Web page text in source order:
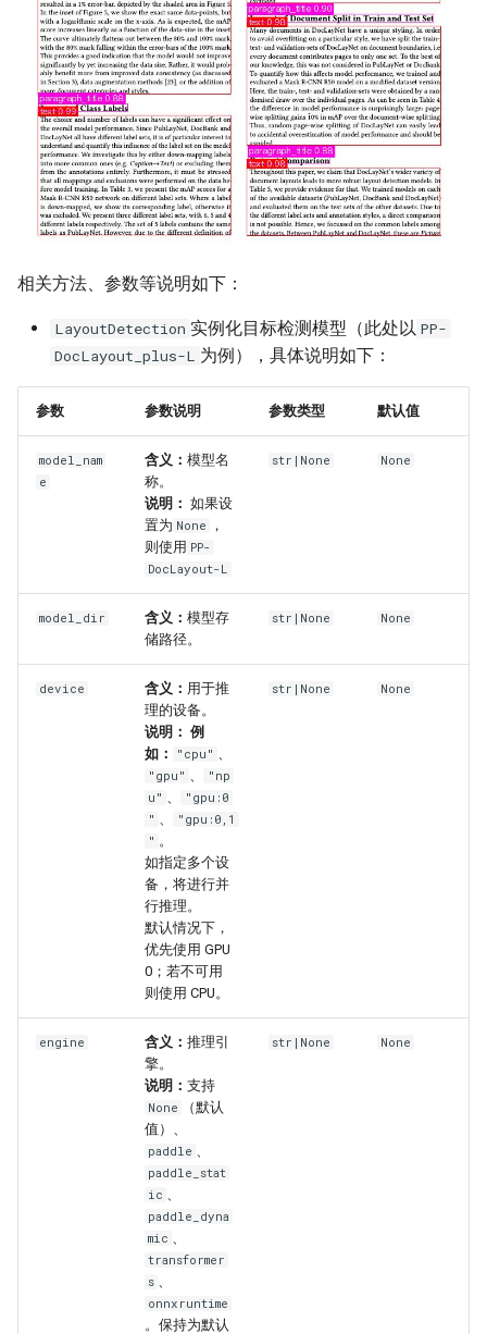
相关方法、参数等说明如下：
LayoutDetection 实例化目标检测模型（此处以 PP-
DocLayout_plus-L 为例），具体说明如下：
参数 参数说明 参数类型 默认值
model_nam
e
含义： 模型名
称。
说明： 如果设
置为 None
，
则使用 PP-
DocLayout-L
str|None None
model_dir 含义： 模型存
储路径。
str|None None
device 含义： 用于推
理的设备。
说明： 例
如：
"cpu" 、
"gpu" 、
"np
u" 、
"gpu:0
" 、
"gpu:0,1
" 。
如指定多个设
备，将进行并
行推理。
默认情况下，
优先使用 GPU
0；若不可用
则使用 CPU。
str|None None
engine 含义： 推理引
擎。
说明： 支持
None
（默认
值）、
paddle 、
paddle_stat
ic 、
paddle_dyna
mic 、
transformer
s 、
onnxruntime
。保持为默认
str|None None